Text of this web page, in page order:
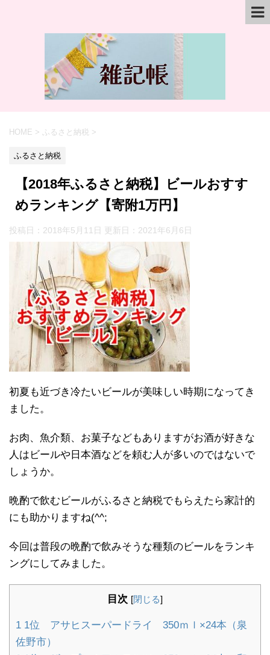
HOME > ふるさと納税 >
ふるさと納税
【2018年ふるさと納税】ビールおすす
めランキング【寄附1万円】
投稿日：2018年5月11日 更新日： 2021年6月6日
初夏も近づき冷たいビールが美味しい時期になってき
ました。
お肉、魚介類、お菓子などもありますがお酒が好きな
人はビールや日本酒などを頼む人が多いのではないで
しょうか。
晩酌で飲むビールがふるさと納税でもらえたら家計的
にも助かりますね(^^;
今回は普段の晩酌で飲みそうな種類のビールをランキ
ングにしてみました。
目次 [閉じる]
1 1位 アサヒスーパードライ 350ｍｌ×24本（泉
佐野市）